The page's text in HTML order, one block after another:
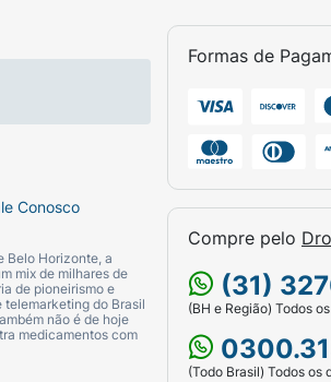
Conosco
Belo Horizonte, a
mix de milhares de
de pioneirismo e
telemarketing do Brasil
não é de hoje
medicamentos com
Formas de
Compre pelo
(31)
(BH e Região) Todos
(Todo Brasil) Todos os